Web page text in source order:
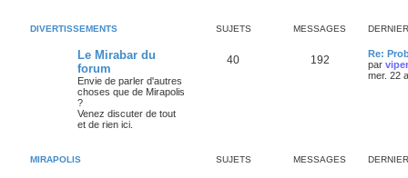
DIVERTISSEMENTS SUJETS MESSAGES
Le Mirabar du
forum
Envie de parler d'autres
choses que de Mirapolis
?
Venez discuter de tout
et de rien ici.
40 192
Re:
par
mer. 22
MIRAPOLIS SUJETS MESSAGES